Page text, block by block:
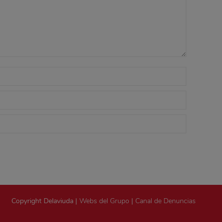
Copyright Delaviuda | Webs del Grupo | Canal de Denuncias